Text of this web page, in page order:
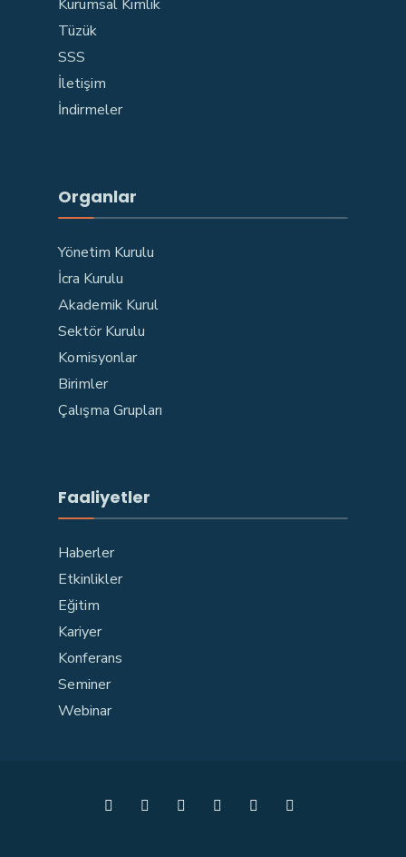
Kurumsal Kimlik
Tüzük
SSS
İletişim
İndirmeler
Organlar
Yönetim Kurulu
İcra Kurulu
Akademik Kurul
Sektör Kurulu
Komisyonlar
Birimler
Çalışma Grupları
Faaliyetler
Haberler
Etkinlikler
Eğitim
Kariyer
Konferans
Seminer
Webinar